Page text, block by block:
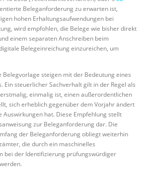
Beleganforderung zu erwarten ist,
hohen Erhaltungsaufwendungen bei
wird empfohlen, die Belege wie bisher direkt
einem separaten Anschreiben beim
Belegeinreichung einzureichen, um
Belegvorlage steigen mit der Bedeutung eines
Ein steuerlicher Sachverhalt gilt in der Regel als
einmalig ist, einen außerordentlichen
sich erheblich gegenüber dem Vorjahr ändert
hat. Diese Empfehlung stellt
zur Beleganforderung dar. Die
der Beleganforderung obliegt weiterhin
die durch ein maschinelles
bei der Identifizierung prüfungswürdiger